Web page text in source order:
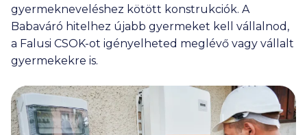
gyermekneveléshez kötött konstrukciók. A
Babaváró hitelhez újabb gyermeket kell vállalnod,
a Falusi CSOK-ot igényelheted meglévő vagy vállalt
gyermekekre is.